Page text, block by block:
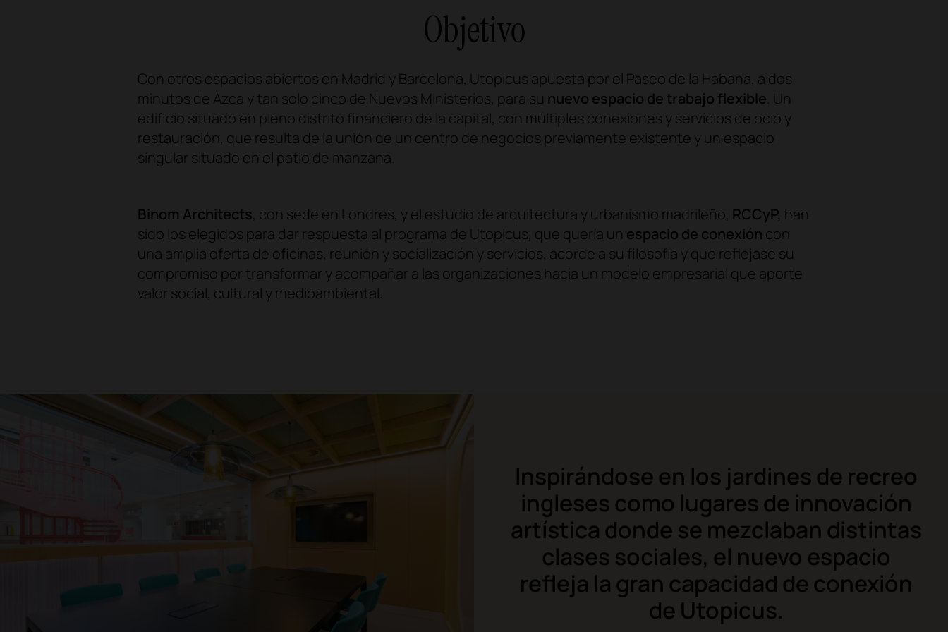
Objetivo
Con otros espacios abiertos en Madrid y Barcelona, Utopicus apuesta por el Paseo de la Habana, a dos
minutos de Azca y tan solo cinco de Nuevos Ministerios, para su nuevo espacio de trabajo flexible. Un
edificio situado en pleno distrito financiero de la capital, con múltiples conexiones y servicios de ocio y
restauración, que resulta de la unión de un centro de negocios previamente existente y un espacio
singular situado en el patio de manzana.
Binom Architects, con sede en Londres, y el estudio de arquitectura y urbanismo madrileño, RCCyP, han
sido los elegidos para dar respuesta al programa de Utopicus, que quería un espacio de conexión con
una amplia oferta de oficinas, reunión y socialización y servicios, acorde a su filosofía y que reflejase su
compromiso por transformar y acompañar a las organizaciones hacia un modelo empresarial que aporte
valor social, cultural y medioambiental.
Inspirándose en los jardines de recreo
ingleses como lugares de innovación
artística donde se mezclaban distintas
clases sociales, el nuevo espacio
refleja la gran capacidad de conexión
de Utopicus.